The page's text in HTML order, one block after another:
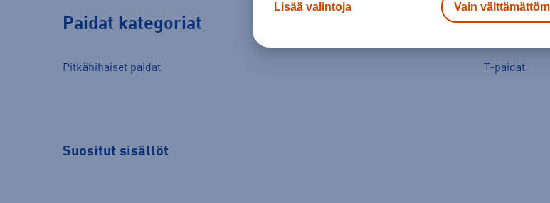
Paidat kategoriat
Pitkähihaiset paidat T-paidat
Suositut sisällöt
Lisää valintoja Vain